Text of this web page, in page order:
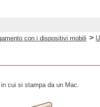
con i dispositivi mobili >
cui si stampa da un Mac.